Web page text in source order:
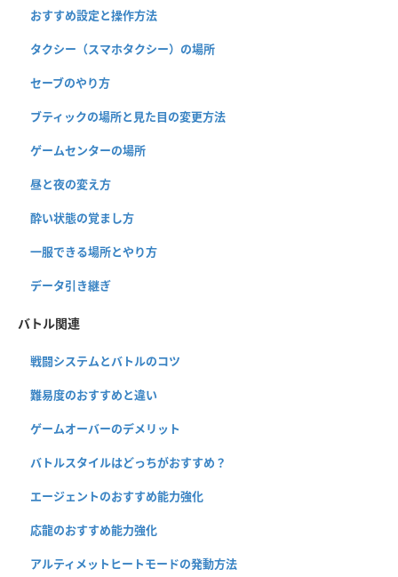
おすすめ設定と操作方法
タクシー（スマホタクシー）の場所
セーブのやり方
ブティックの場所と見た目の変更方法
ゲームセンターの場所
昼と夜の変え方
酔い状態の覚まし方
一服できる場所とやり方
データ引き継ぎ
バトル関連
戦闘システムとバトルのコツ
難易度のおすすめと違い
ゲームオーバーのデメリット
バトルスタイルはどっちがおすすめ？
エージェントのおすすめ能力強化
応龍のおすすめ能力強化
アルティメットヒートモードの発動方法